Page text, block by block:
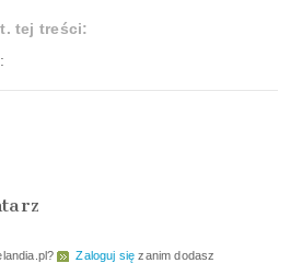
tej treści:
Zaloguj się zanim dodasz